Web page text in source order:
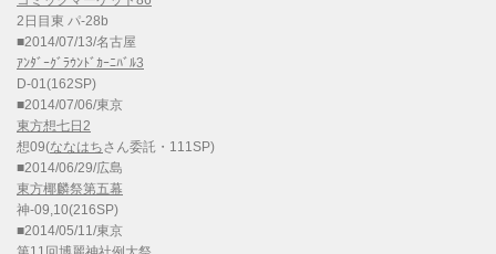
2日目東 パ-28b
■2014/07/13/名古屋
ｱﾝﾀﾞｰｸﾞﾗｳﾝﾄﾞｶｰﾆﾊﾞﾙ3
D-01(162SP)
■2014/07/06/東京
東方想七日2
想09(ななはちさん委託・111SP)
■2014/06/29/広島
東方椰麟祭第五幕
神-09,10(216SP)
■2014/05/11/東京